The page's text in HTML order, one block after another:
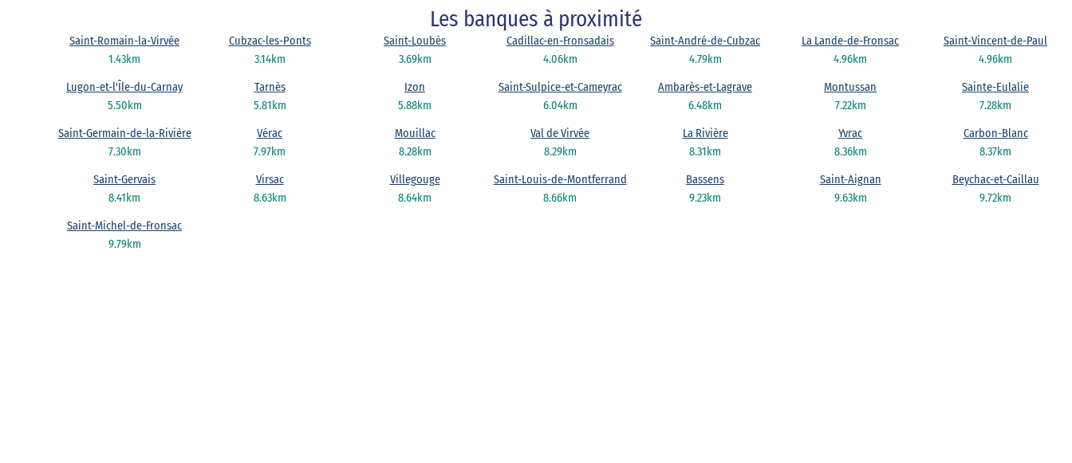
Les banques à proximité
1.43km
Saint-Romain-la-Virvée
3.14km
Cubzac-les-Ponts
3.69km
Saint-Loubès
4.06km
Cadillac-en-Fronsadais
4.79km
Saint-André-de-Cubzac
4.96km
La Lande-de-Fronsac
4.96km
Saint-Vincent-de-Paul
5.50km
Lugon-et-l'Île-du-Carnay
5.81km
Tarnès
5.88km
Izon
6.04km
Saint-Sulpice-et-Cameyrac
6.48km
Ambarès-et-Lagrave
7.22km
Montussan
7.28km
Sainte-Eulalie
7.30km
Saint-Germain-de-la-Rivière
7.97km
Vérac
8.28km
Mouillac
8.29km
Val de Virvée
8.31km
La Rivière
8.36km
Yvrac
8.37km
Carbon-Blanc
8.41km
Saint-Gervais
8.63km
Virsac
8.64km
Villegouge
8.66km
Saint-Louis-de-Montferrand
9.23km
Bassens
9.63km
Saint-Aignan
9.72km
Beychac-et-Caillau
9.79km
Saint-Michel-de-Fronsac